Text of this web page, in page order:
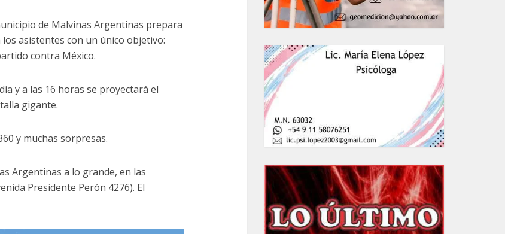
de Malvinas Argentinas prepara
asistentes con un único objetivo:
contra México.
y a las 16 horas se proyectará el
gigante.
y muchas sorpresas.
Argentinas a lo grande, en las
Presidente Perón 4276). El